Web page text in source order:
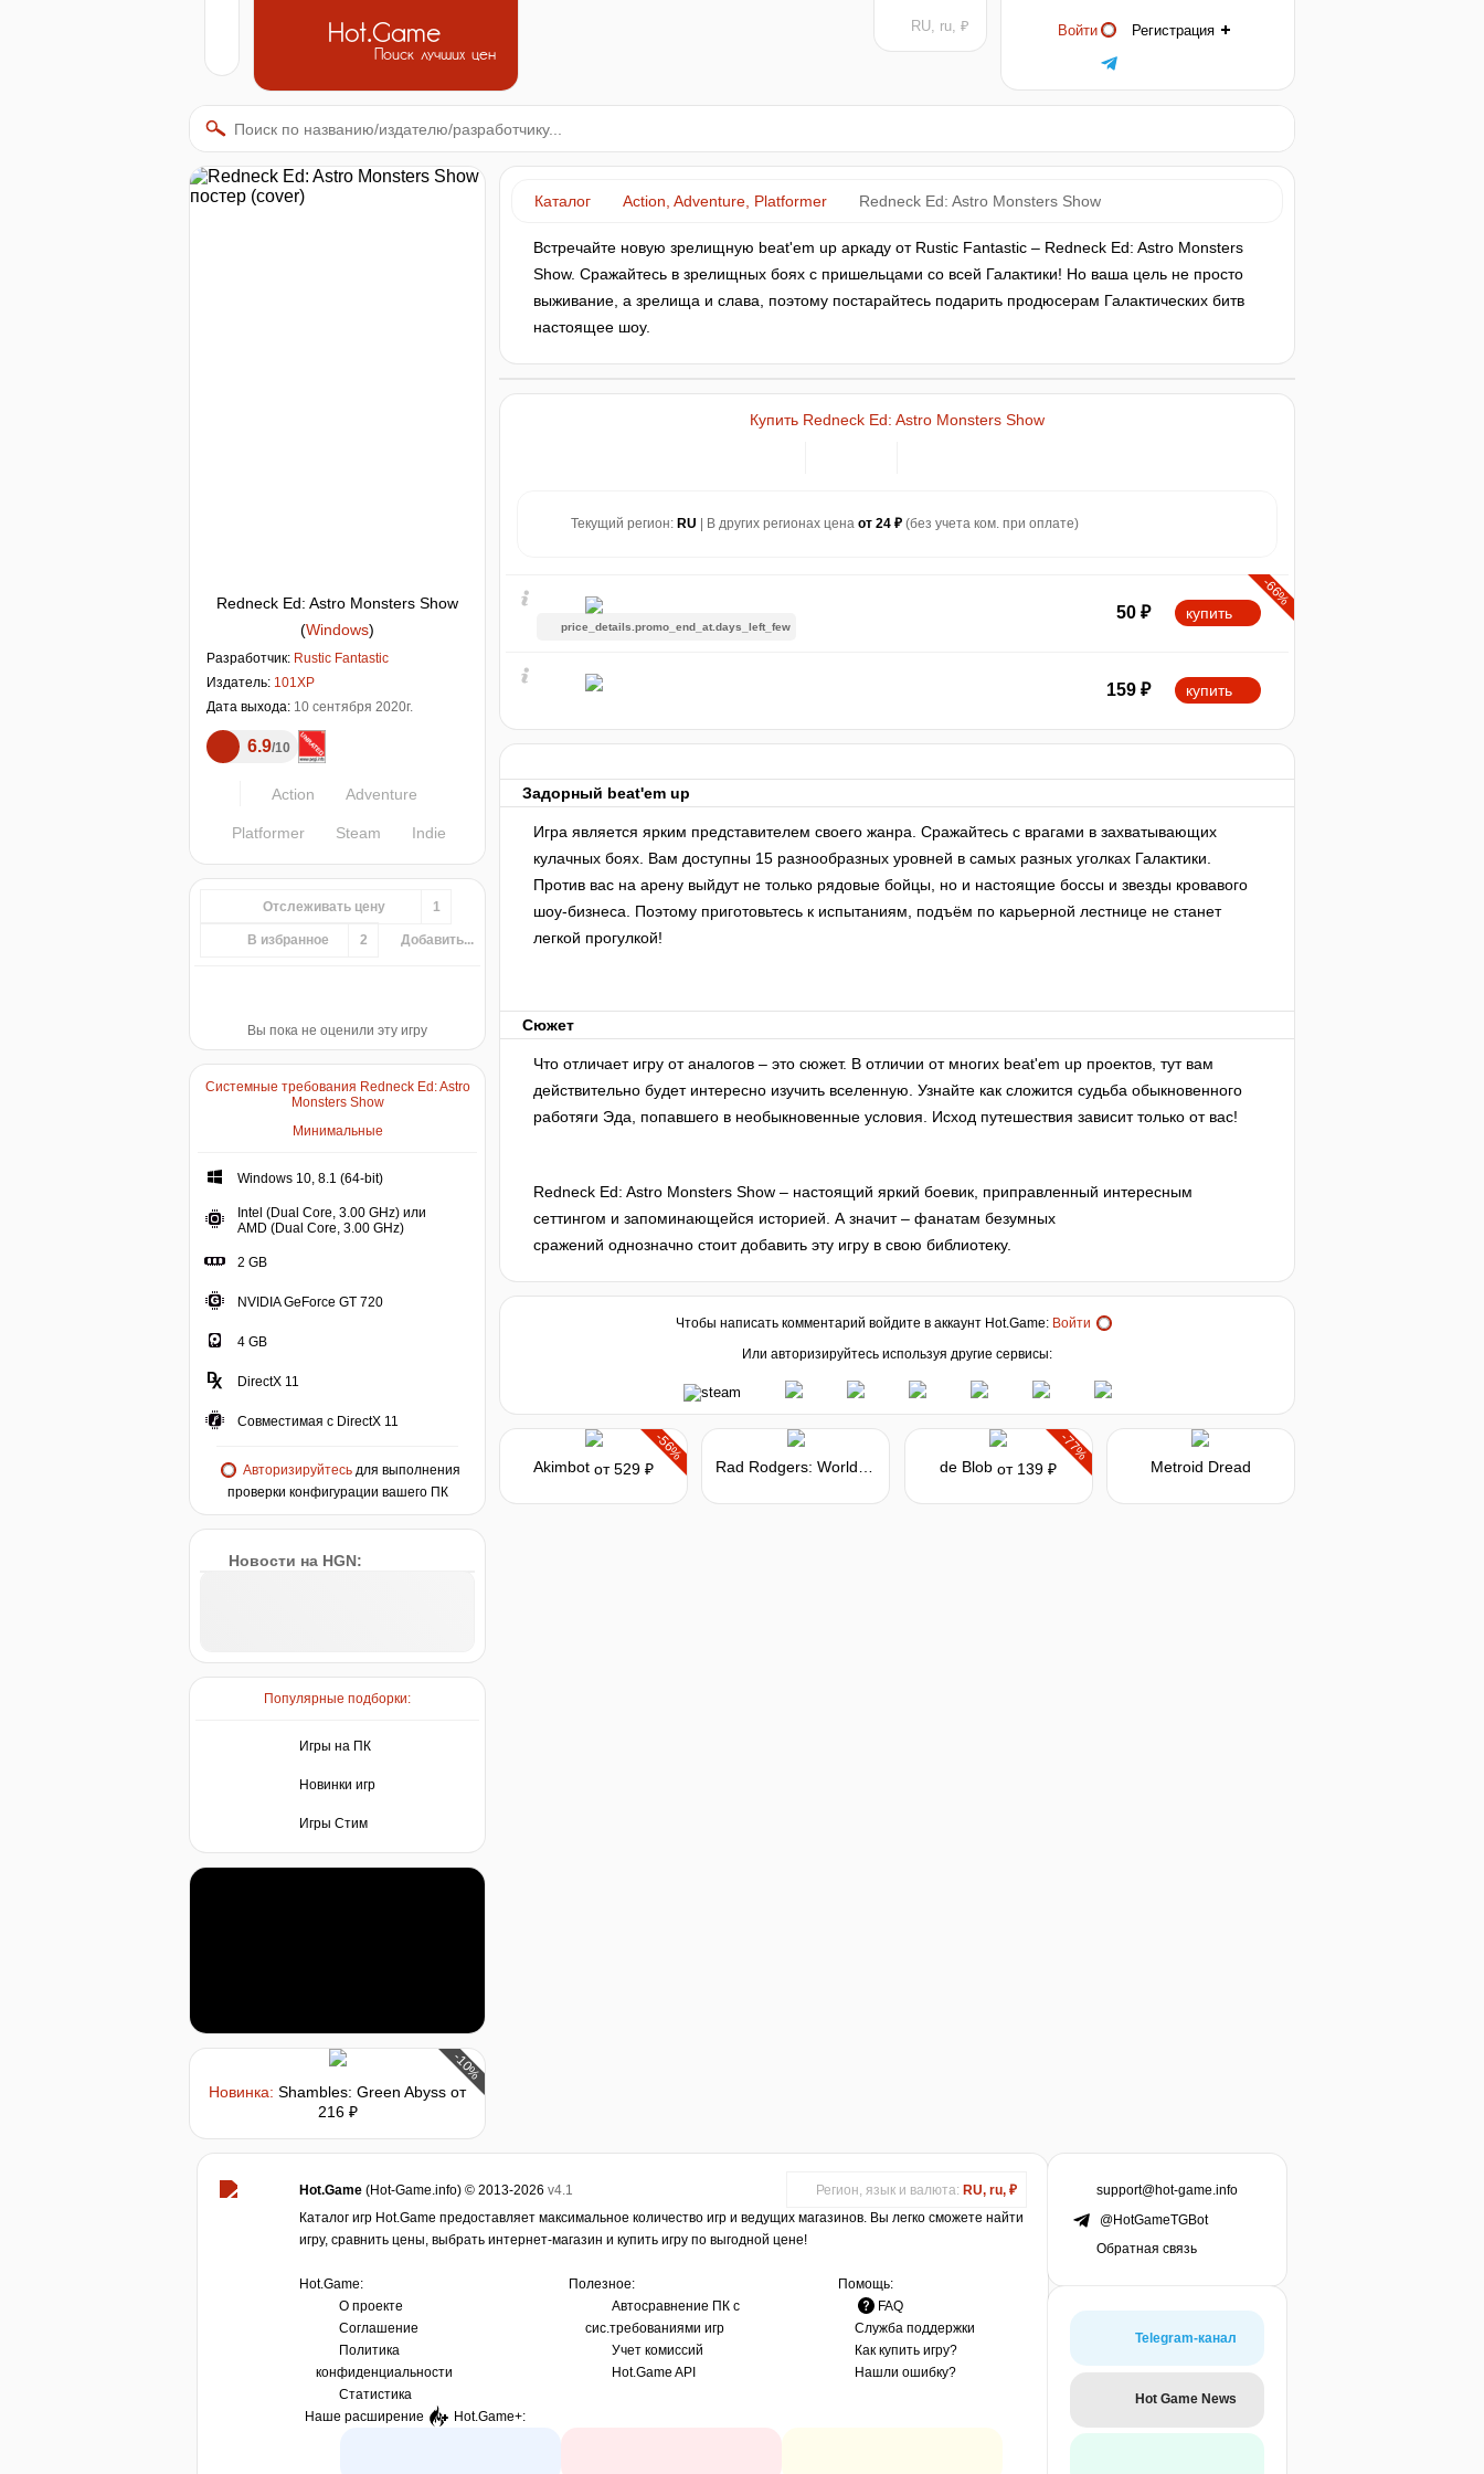
Hot.Game
Поиск лучших цен
Войти Регистрация
RU, ru, ₽
Redneck Ed: Astro Monsters Show
(Windows)
Разработчик: Rustic Fantastic
Издатель: 101XP
Дата выхода: 10 сентября 2020г.
6.9 10
Action Adventure
Platformer Steam Indie
Отслеживать цену 1
В избранное 2 Добавить...
Вы пока не оценили эту игру
Системные требования Redneck Ed: Astro
Monsters Show
Минимальные
Windows 10, 8.1 (64-bit)
Intel (Dual Core, 3.00 GHz) или
AMD (Dual Core, 3.00 GHz)
2 GB
NVIDIA GeForce GT 720
4 GB
DirectX 11
Совместимая с DirectX 11
Авторизируйтесьдля выполнения
проверки конфигурации вашего ПК
Новости на HGN:
Популярные подборки:
Игры на ПК
Новинки игр
Игры Стим
-10%
Новинка: Shambles: Green Abyss от
216 ₽
Каталог Action, Adventure, Platformer Redneck Ed: Astro Monsters Show
Встречайте новую зрелищную beat'em up аркаду от Rustic Fantastic – Redneck Ed: Astro Monsters
Show. Сражайтесь в зрелищных боях с пришельцами со всей Галактики! Но ваша цель не просто
выживание, а зрелища и слава, поэтому постарайтесь подарить продюсерам Галактических битв
настоящее шоу.
Купить Redneck Ed: Astro Monsters Show
Текущий регион: RU | В других регионах цена от 24 ₽ (без учета ком. при оплате)
price_details.promo_end_at.days_left_few
-66%
50 ₽ купить
159 ₽ купить
Задорный beat'em up
Игра является ярким представителем своего жанра. Сражайтесь с врагами в захватывающих
кулачных боях. Вам доступны 15 разнообразных уровней в самых разных уголках Галактики.
Против вас на арену выйдут не только рядовые бойцы, но и настоящие боссы и звезды кровавого
шоу-бизнеса. Поэтому приготовьтесь к испытаниям, подъём по карьерной лестнице не станет
легкой прогулкой!
Сюжет
Что отличает игру от аналогов – это сюжет. В отличии от многих beat'em up проектов, тут вам
действительно будет интересно изучить вселенную. Узнайте как сложится судьба обыкновенного
работяги Эда, попавшего в необыкновенные условия. Исход путешествия зависит только от вас!
Redneck Ed: Astro Monsters Show – настоящий яркий боевик, приправленный интересным
сеттингом и запоминающейся историей. А значит – фанатам безумных
сражений однозначно стоит добавить эту игру в свою библиотеку.
Чтобы написать комментарий войдите в аккаунт Hot.Game: Войти
Или авторизируйтесь используя другие сервисы:
-56%
Akimbot от 529 ₽
-77%
de Blob от 139 ₽ Metroid Dread
Hot.Game (Hot-Game.info) © 2013-2026 v4.1 Регион, язык и валюта: RU, ru, ₽
Каталог игр Hot.Game предоставляет максимальное количество игр и ведущих магазинов. Вы легко сможете найти
игру, сравнить цены, выбрать интернет-магазин и купить игру по выгодной цене!
Hot.Game:
О проекте
Соглашение
Политика
конфиденциальности
Статистика
Полезное:
Автосравнение ПК с
сис.требованиями игр
Учет комиссий
Hot.Game API
Помощь:
FAQ
Служба поддержки
Как купить игру?
Нашли ошибку?
Наше расширение Hot.Game+:
support@hot-game.info
@HotGameTGBot
Обратная связь
Telegram-канал
Hot Game News